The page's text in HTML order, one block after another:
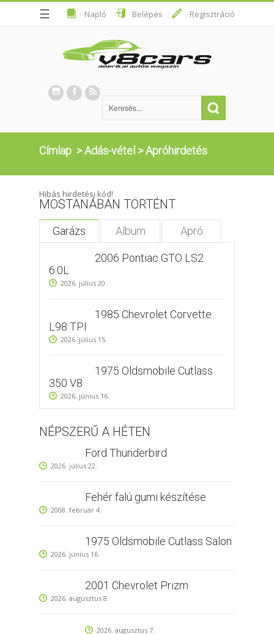
☰ Napló Belépés Regisztráció
Címlap >Adás-vétel >Apróhirdetés
Hibás hirdetési kód!
MOSTANÁBAN TÖRTÉNT
Garázs Album Apró
2006 Pontiac GTO LS2
6.0L
2026. július 20.
1985 Chevrolet Corvette
L98 TPI
2026. július 15.
1975 Oldsmobile Cutlass
350 V8
2026. június 16.
NÉPSZERŰ A HÉTEN
Ford Thunderbird
2026. július 22.
Fehér falú gumi készítése
2008. február 4.
1975 Oldsmobile Cutlass Salon
2026. június 16.
2001 Chevrolet Prizm
2026. augusztus 8.
2026. augusztus 7.